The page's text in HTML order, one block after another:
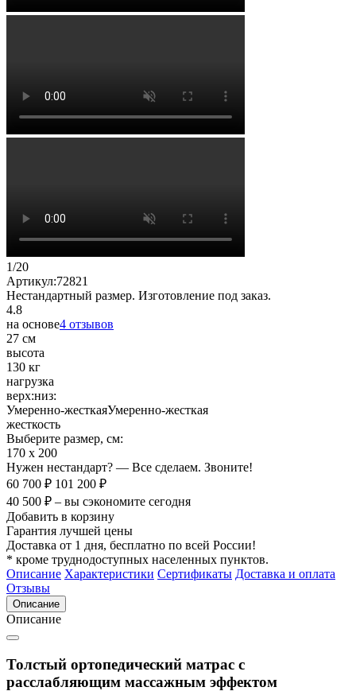
1/20
Артикул:72821
Нестандартный размер. Изготовление под заказ.
4.8
на основе4 отзывов
27 см
высота
130 кг
нагрузка
верх:низ:
Умеренно-жесткаяУмеренно-жесткая
жесткость
Выберите размер, см:
170 х 200
Нужен нестандарт? — Все сделаем. Звоните!
60 700 ₽ 101 200 ₽
40 500 ₽ – вы сэкономите сегодня
Добавить в корзину
Гарантия лучшей цены
Доставка от 1 дня, бесплатно по всей России!
* кроме труднодоступных населенных пунктов.
Описание Характеристики Сертификаты Доставка и оплата
Отзывы
Описание
Описание
Толстый ортопедический матрас с
расслабляющим массажным эффектом